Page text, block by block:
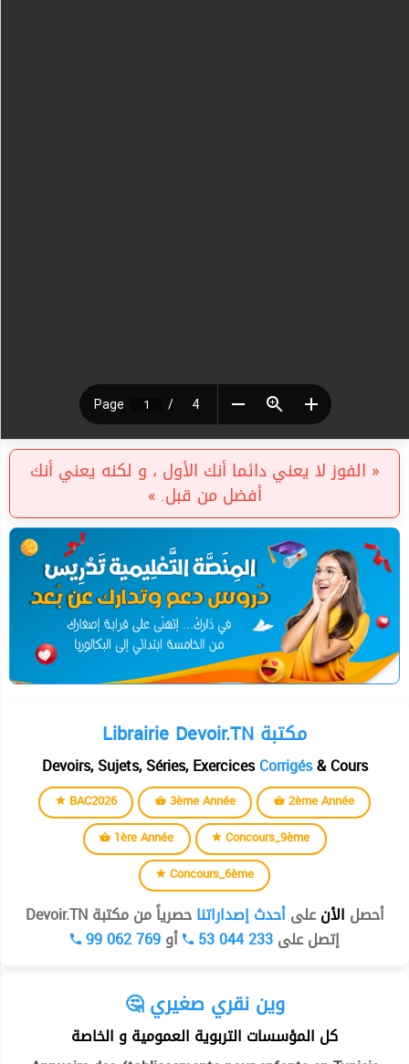
« الفوز لا يعني دائما أنك الأول ، و لكنه يعني أنك
أفضل من قبل. »
Librairie Devoir.TN مكتبة
Devoirs, Sujets, Séries, ExercicesCorrigés& Cours
BAC2026 3ème Année
2ème Année
1ère Année
Concours_9ème
Concours_6ème
أحصل الأنعلىأحدث إصداراتناحصرياً من مكتبة Devoir.TN
إتصل على53 044 233 أو99 062 769
🤔 وين نقري صغيري
كل المؤسسات التربوية العمومية و الخاصة